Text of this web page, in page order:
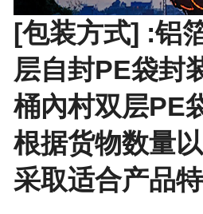
[包装方式] :铝
层自封PE袋封
桶內村双层PE
根据货物数量
采取适合产品特